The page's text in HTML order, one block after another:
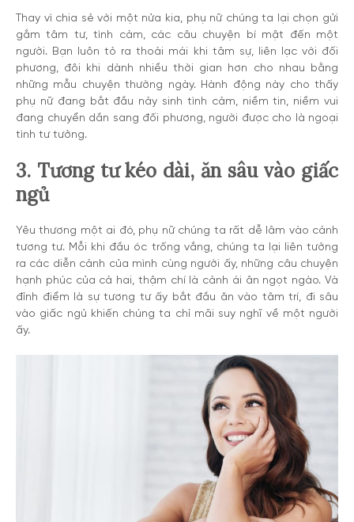
Thay vì chia sẻ với một nửa kia, phụ nữ chúng ta lại chọn gửi
gắm tâm tư, tình cảm, các câu chuyện bí mật đến một
người. Bạn luôn tỏ ra thoải mái khi tâm sự, liên lạc với đối
phương, đôi khi dành nhiều thời gian hơn cho nhau bằng
những mẫu chuyện thường ngày. Hành động này cho thấy
phụ nữ đang bắt đầu nảy sinh tình cảm, niềm tin, niềm vui
đang chuyển dần sang đối phương, người được cho là ngoại
tình tư tưởng.
3. Tương tư kéo dài, ăn sâu vào giấc
ngủ
Yêu thương một ai đó, phụ nữ chúng ta rất dễ lâm vào cảnh
tương tư. Mỗi khi đầu óc trống vắng, chúng ta lại liên tưởng
ra các diễn cảnh của mình cùng người ấy, những câu chuyện
hạnh phúc của cả hai, thậm chí là cảnh ái ân ngọt ngào. Và
đỉnh điểm là sự tương tư ấy bắt đầu ăn vào tâm trí, đi sâu
vào giấc ngủ khiến chúng ta chỉ mãi suy nghĩ về một người
ấy.